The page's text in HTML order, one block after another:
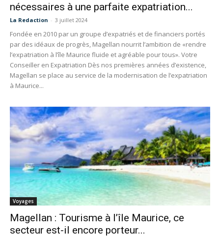
nécessaires à une parfaite expatriation...
La Redaction - 3 juillet 2024
Fondée en 2010 par un groupe d’expatriés et de financiers portés
par des idéaux de progrès, Magellan nourrit l’ambition de «rendre
l’expatriation à l’île Maurice fluide et agréable pour tous». Votre
Conseiller en Expatriation Dès nos premières années d’existence,
Magellan se place au service de la modernisation de l’expatriation
à Maurice...
Voyages
Magellan : Tourisme à l’île Maurice, ce
secteur est-il encore porteur...